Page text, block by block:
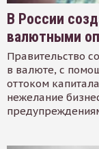
В России
валютными
Правительство
в валюте, с
оттоком
нежелание